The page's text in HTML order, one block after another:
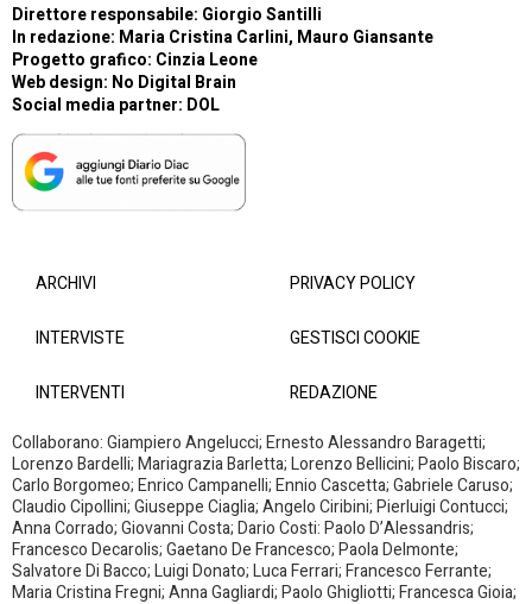
Direttore responsabile: Giorgio Santilli
In redazione: Maria Cristina Carlini, Mauro Giansante
Progetto grafico: Cinzia Leone
Web design: No Digital Brain
Social media partner: DOL
ARCHIVI
INTERVISTE
INTERVENTI
PRIVACY POLICY
GESTISCI COOKIE
REDAZIONE
Collaborano: Giampiero Angelucci; Ernesto Alessandro Baragetti;
Lorenzo Bardelli; Mariagrazia Barletta; Lorenzo Bellicini; Paolo Biscaro;
Carlo Borgomeo; Enrico Campanelli; Ennio Cascetta; Gabriele Caruso;
Claudio Cipollini; Giuseppe Ciaglia; Angelo Ciribini; Pierluigi Contucci;
Anna Corrado; Giovanni Costa; Dario Costi: Paolo D’Alessandris;
Francesco Decarolis; Gaetano De Francesco; Paola Delmonte;
Salvatore Di Bacco; Luigi Donato; Luca Ferrari; Francesco Ferrante;
Maria Cristina Fregni; Anna Gagliardi; Paolo Ghigliotti; Francesca Gioia;